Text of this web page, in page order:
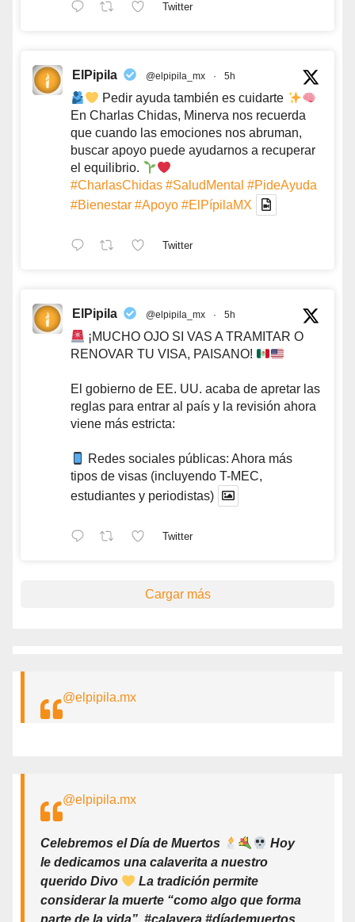
Twitter
ElPipila @elpipila_mx · 5h
Pedir ayuda también es cuidarte
En Charlas Chidas, Minerva nos recuerda
que cuando las emociones nos abruman,
buscar apoyo puede ayudarnos a recuperar
el equilibrio.
#CharlasChidas #SaludMental #PideAyuda
#Bienestar #Apoyo #ElPípilaMX
Twitter
ElPipila @elpipila_mx · 5h
¡MUCHO OJO SI VAS A TRAMITAR O
RENOVAR TU VISA, PAISANO!
El gobierno de EE. UU. acaba de apretar las
reglas para entrar al país y la revisión ahora
viene más estricta:
Redes sociales públicas: Ahora más
tipos de visas (incluyendo T-MEC,
estudiantes y periodistas)
Twitter
Cargar más
@elpipila.mx
@elpipila.mx
Celebremos el Día de Muertos
Hoy
le dedicamos una calaverita a nuestro
querido Divo
La tradición permite
considerar la muerte “como algo que forma